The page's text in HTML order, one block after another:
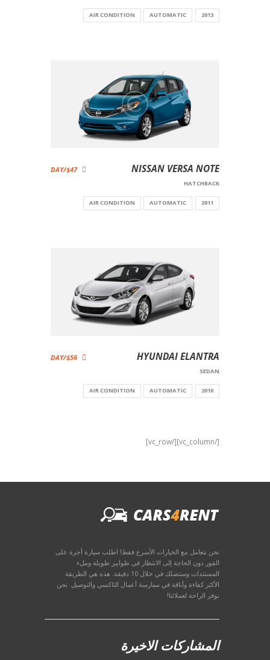
2013
AUTOMATIC
AIR CONDITION
NISSAN VERSA NOTE
HATCHBACK
$47/DAY
2011
AUTOMATIC
AIR CONDITION
HYUNDAI ELANTRA
SEDAN
$56/DAY
2010
AUTOMATIC
AIR CONDITION
[/vc_column][/vc_row]
نحن نتعامل مع الخيارات الأسرع فقط! اطلب سيارة أجرة على
الفور دون الحاجة إلى الانتظار في طوابير طويلة وملء
المستندات وستصلك في خلال 10 دقيقة. هذه هي الطريقة
الأكثر كفاءة وأناقة في ممارسة أعمال التاكسي والتوصيل. نحن
نوفر الراحة لعملائنا!
المشاركات الاخيرة